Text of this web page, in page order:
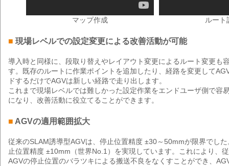
マップ作成 ルート
■ 現場レベルでの設定変更による改善活動が可能
導入時と同様に、段取り替えやレイアウト変更によるルート変更も
す。既存のルートに作業ポイントを追加したり、経路を変更して
ドするだけでAGVは新しい経路で走り出します。
これまで現場レベルでは難しかった設定作業をエンドユーザ側で容
になり、改善活動に役立てることができます。
■ AGVの適用範囲拡大
従来のSLAM誘導型AGVは、停止位置精度 ±30～50mmが限界でし
止位置精度 ±10mm（世界No.1）を実現しています。これにより、
AGVの停止位置のバラツキによる搬送不良をなくすことができ、